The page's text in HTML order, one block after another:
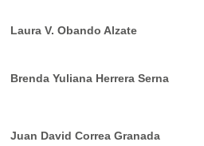
Laura V. Obando Alzate
Brenda Yuliana Herrera Serna
Juan David Correa Granada